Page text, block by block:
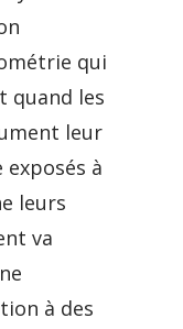
qui
quand les
leur
à
leurs
va
à des